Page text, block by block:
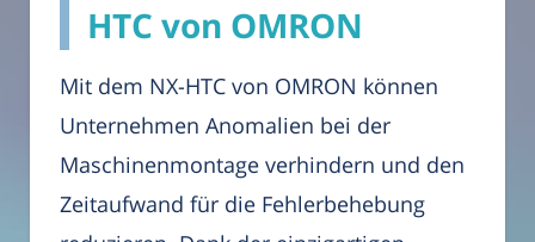
HTC von OMRON
Mit dem NX-HTC von OMRON können
Unternehmen Anomalien bei der
Maschinenmontage verhindern und den
Zeitaufwand für die Fehlerbehebung